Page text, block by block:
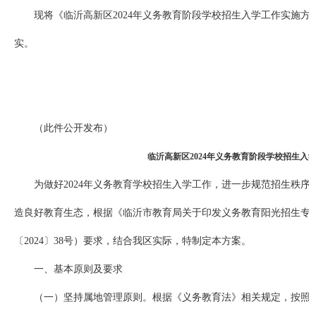
现将《临沂高新区2024年义务教育阶段学校招生入学工作实施
实。
（此件公开发布）
临沂高新区2024年义务教育阶段学校招生入
为做好2024年义务教育学校招生入学工作，进一步规范招生秩
造良好教育生态，根据《临沂市教育局关于印发义务教育阳光招生专
〔2024〕38号）要求，结合我区实际，特制定本方案。
一、基本原则及要求
（一）坚持属地管理原则。根据《义务教育法》相关规定，按